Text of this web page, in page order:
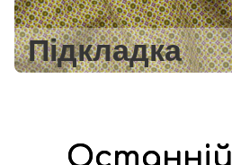
Підкладка
Останній